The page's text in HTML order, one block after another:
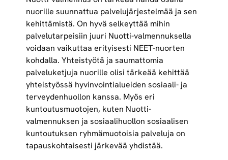
nuorille suunnattua palvelujärjestelmää ja sen
kehittämistä. On hyvä selkeyttää mihin
palvelutarpeisiin juuri Nuotti-valmennuksella
voidaan vaikuttaa erityisesti NEET-nuorten
kohdalla. Yhteistyötä ja saumattomia
palveluketjuja nuorille olisi tärkeää kehittää
yhteistyössä hyvinvointialueiden sosiaali- ja
terveydenhuollon kanssa. Myös eri
kuntoutusmuotojen, kuten Nuotti-
valmennuksen ja sosiaalihuollon sosiaalisen
kuntoutuksen ryhmämuotoisia palveluja on
tapauskohtaisesti järkevää yhdistää.